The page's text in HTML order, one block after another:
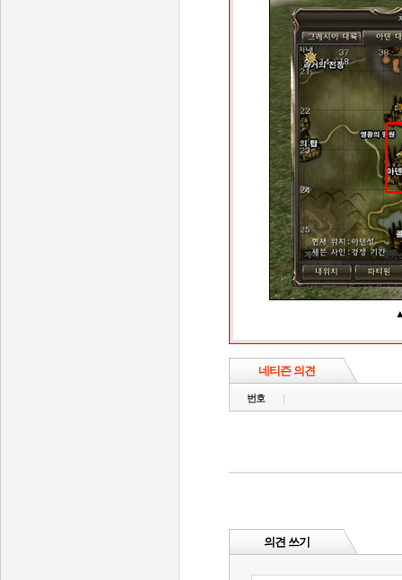
네티즌 의견
번호
의견 쓰기